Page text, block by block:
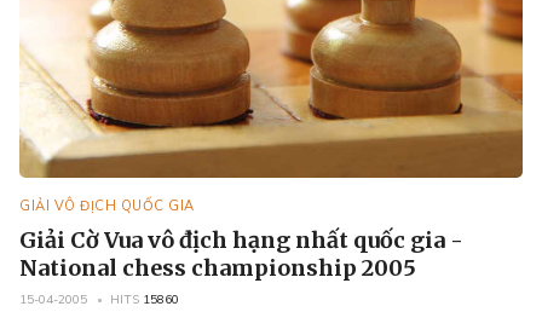
GIẢI VÔ ĐỊCH QUỐC GIA
Giải Cờ Vua vô địch hạng nhất quốc gia -
National chess championship 2005
15-04-2005 HITS 15860